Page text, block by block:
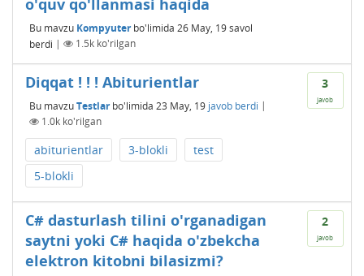
Bu mavzu Kompyuterbo'limida 26 May, 19savol
berdi | 1.5k ko'rilgan
3
javob
Diqqat ! ! ! Abiturientlar
Bu mavzuTestlarbo'limida 23 May, 19 javob berdi |
1.0k ko'rilgan
abiturientlar 3-blokli
test
5-blokli
2
javob
C# dasturlash tilini o'rganadigan
saytni yoki C# haqida o'zbekcha
elektron kitobni bilasizmi?